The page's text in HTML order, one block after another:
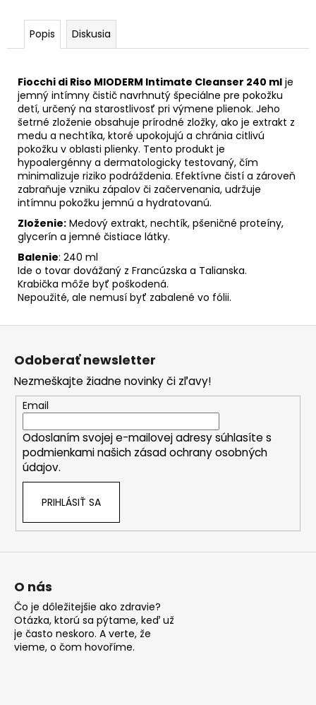
Popis Diskusia
Fiocchi di Riso MIODERM Intimate Cleanser 240 ml je
jemný intímny čistič navrhnutý špeciálne pre pokožku
detí, určený na starostlivosť pri výmene plienok. Jeho
šetrné zloženie obsahuje prírodné zložky, ako je extrakt z
medu a nechtíka, ktoré upokojujú a chránia citlivú
pokožku v oblasti plienky. Tento produkt je
hypoalergénny a dermatologicky testovaný, čím
minimalizuje riziko podráždenia. Efektívne čistí a zároveň
zabraňuje vzniku zápalov či začervenania, udržuje
intímnu pokožku jemnú a hydratovanú.
Zloženie: Medový extrakt, nechtík, pšeničné proteíny,
glycerín a jemné čistiace látky.
Balenie: 240 ml
Ide o tovar dovážaný z Francúzska a Talianska.
Krabička môže byť poškodená.
Nepoužité, ale nemusí byť zabalené vo fólii.
Z
Odoberať newsletter
Nezmeškajte žiadne novinky či zľavy!
Email
Odoslaním svojej e-mailovej adresy súhlasíte s
podmienkami našich zásad ochrany osobných
údajov.
PRIHLÁSIŤ SA
O nás
Čo je dôležitejšie ako zdravie?
Otázka, ktorú sa pýtame, keď už
je často neskoro. A verte, že
vieme, o čom hovoříme.